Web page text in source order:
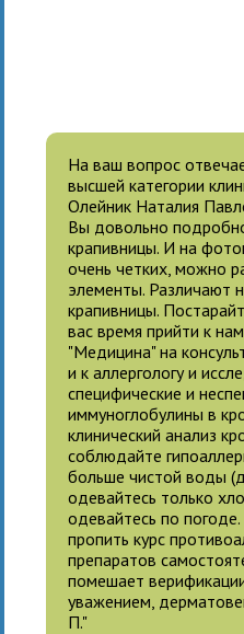
На ваш вопрос
высшей категории
Олейник Наталия
Вы довольно
крапивницы. И на
очень четких, можно
элементы. Различают
крапивницы.
вас время прийти к
"Медицина" на
и к аллергологу и
специфические и
иммуноглобулины в
клинический анализ
соблюдайте
больше чистой воды
одевайтесь только
одевайтесь по
пропить курс
препаратов
помешает
уважением,
П."